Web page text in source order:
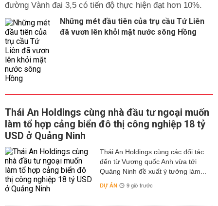
đường Vành đai 3,5 có tiến độ thực hiện đạt hơn 10%.
Những mét đầu tiên của trụ cầu Tứ Liên
đã vươn lên khỏi mặt nước sông Hồng
Thái An Holdings cùng nhà đầu tư ngoại muốn
làm tổ hợp cảng biển đô thị công nghiệp 18 tỷ
USD ở Quảng Ninh
Thái An Holdings cùng các đối tác
đến từ Vương quốc Anh vừa tới
Quảng Ninh đề xuất ý tưởng làm...
DỰ ÁN 9 giờ trước